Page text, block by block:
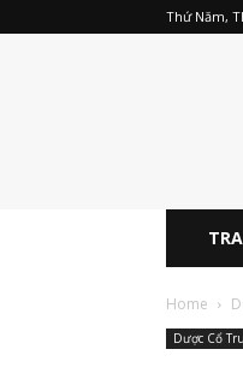
Thứ Năm,
V
Home
Dược Cổ